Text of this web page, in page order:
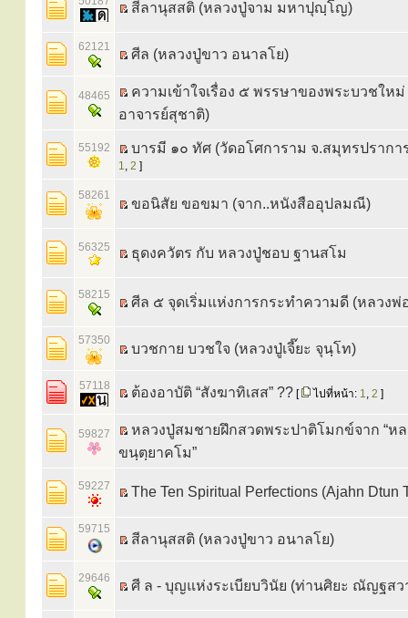
สีลานุสสติ (หลวงปู่จาม มหาปุญฺโญ)
62121 ศีล (หลวงปู่ขาว อนาลโย)
48465
ความเข้าใจเรื่อง ๕ พรรษาของพระบวชใหม่
อาจารย์สุชาติ)
55192 บารมี ๑๐ ทัศ (วัดอโศการาม จ.สมุทรปรากา
1, 2 ]
58261
ขอนิสัย ขอขมา (จาก..หนังสืออุปลมณี)
56325 ธุดงควัตร กับ หลวงปู่ชอบ ฐานสโม
58215 ศีล ๕ จุดเริ่มแห่งการกระทำความดี (หลวงพ่
57350
บวชกาย บวชใจ (หลวงปู่เจี๊ยะ จุนฺโท)
57118 ต้องอาบัติ “สังฆาทิเสส” ?? [ ไปที่หน้า: 1, 2 ]
59827
หลวงปู่สมชายฝึกสวดพระปาติโมกข์จาก “ห
ขนฺตฺยาคโม”
59227 The Ten Spiritual Perfections (Ajahn Dtun
59715
สีลานุสสติ (หลวงปู่ขาว อนาลโย)
29646 ศี ล - บุญแห่งระเบียบวินัย (ท่านศิยะ ณัญฐสว